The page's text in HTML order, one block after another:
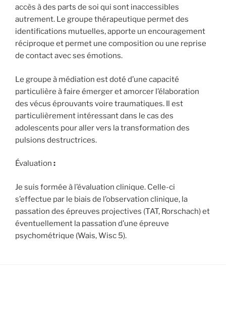
accès à des parts de soi qui sont inaccessibles
autrement. Le groupe thérapeutique permet des
identifications mutuelles, apporte un encouragement
réciproque et permet une composition ou une reprise
de contact avec ses émotions.
Le groupe à médiation est doté d’une capacité
particulière à faire émerger et amorcer l’élaboration
des vécus éprouvants voire traumatiques. Il est
particulièrement intéressant dans le cas des
adolescents pour aller vers la transformation des
pulsions destructrices.
Évaluation :
Je suis formée à l’évaluation clinique. Celle-ci
s’effectue par le biais de l’observation clinique, la
passation des épreuves projectives (TAT, Rorschach) et
éventuellement la passation d’une épreuve
psychométrique (Wais, Wisc 5).